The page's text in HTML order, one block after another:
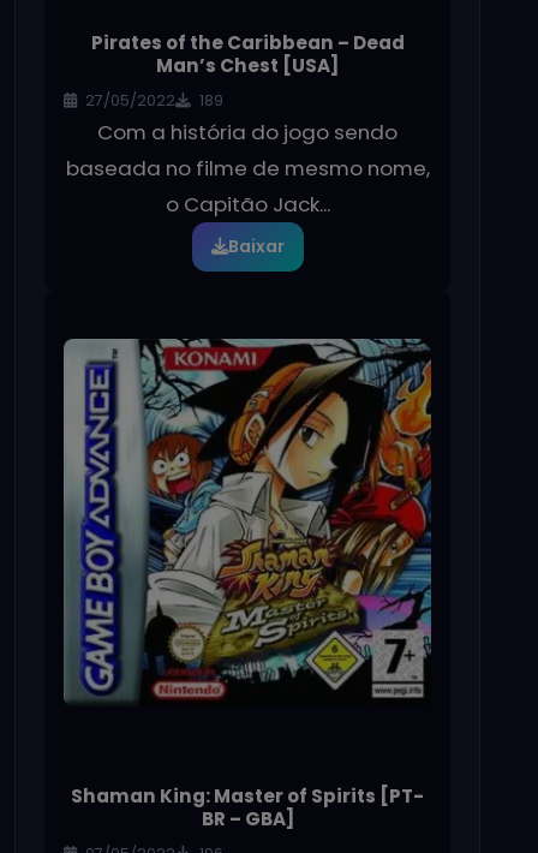
Pirates of the Caribbean – Dead
Man’s Chest [USA]
27/05/2022 189
Com a história do jogo sendo
baseada no filme de mesmo nome,
o Capitão Jack...
Baixar
Shaman King: Master of Spirits [PT-
BR – GBA]